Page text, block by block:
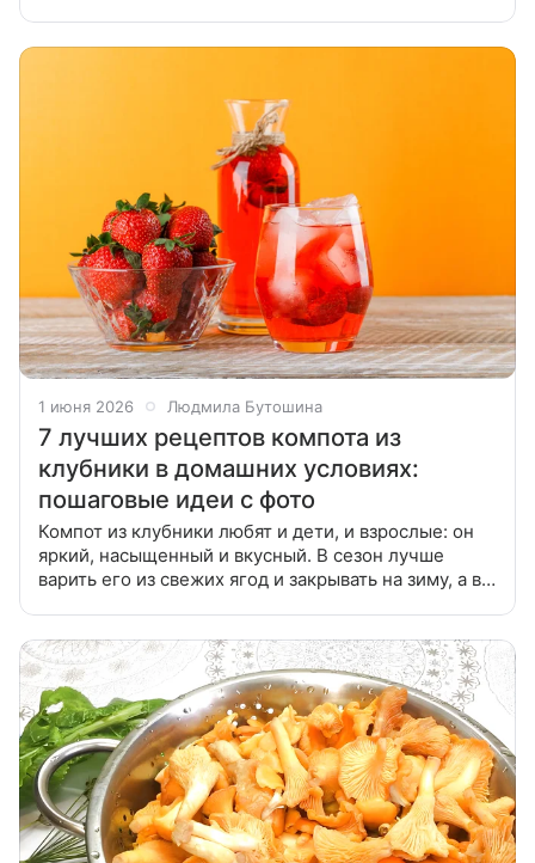
1 июня 2026 Людмила Бутошина
7 лучших рецептов компота из
клубники в домашних условиях:
пошаговые идеи с фото
Компот из клубники любят и дети, и взрослые: он
яркий, насыщенный и вкусный. В сезон лучше
варить его из свежих ягод и закрывать на зиму, а в